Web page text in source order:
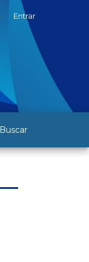
Buscar
Entrar